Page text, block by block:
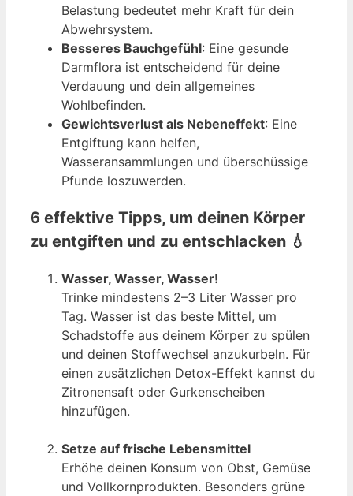
Belastung bedeutet mehr Kraft für dein
Abwehrsystem.
Besseres Bauchgefühl: Eine gesunde
Darmflora ist entscheidend für deine
Verdauung und dein allgemeines
Wohlbefinden.
Gewichtsverlust als Nebeneffekt: Eine
Entgiftung kann helfen,
Wasseransammlungen und überschüssige
Pfunde loszuwerden.
6 effektive Tipps, um deinen Körper
zu entgiften und zu entschlacken 💧
Wasser, Wasser, Wasser!
Trinke mindestens 2–3 Liter Wasser pro
Tag. Wasser ist das beste Mittel, um
Schadstoffe aus deinem Körper zu spülen
und deinen Stoffwechsel anzukurbeln. Für
einen zusätzlichen Detox-Effekt kannst du
Zitronensaft oder Gurkenscheiben
hinzufügen.
Setze auf frische Lebensmittel
Erhöhe deinen Konsum von Obst, Gemüse
und Vollkornprodukten. Besonders grüne